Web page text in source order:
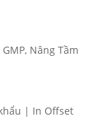
Nâng Tầm
| In Offset